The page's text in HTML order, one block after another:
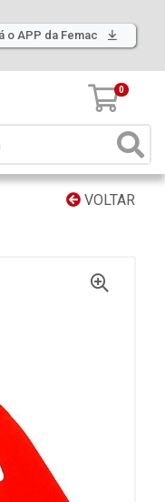
o APP da Femac
0
VOLTAR